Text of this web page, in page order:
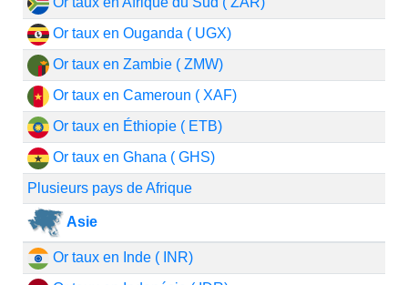
Or taux en Ouganda ( UGX)
Or taux en Zambie ( ZMW)
Or taux en Cameroun ( XAF)
Or taux en Éthiopie ( ETB)
Or taux en Ghana ( GHS)
Plusieurs pays de Afrique
Asie
Or taux en Inde ( INR)